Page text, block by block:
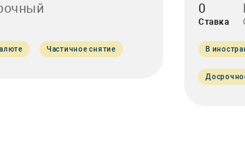
Частичное снятие
0
Ставка
В